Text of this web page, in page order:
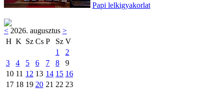
Papi lelkigyakorlat
< 2026. augusztus >
H K Sz Cs P Sz V
1
2
3
4 5 6 7 8
9
10 11 12 13 14 15 16
17 18 19 20 21 22 23